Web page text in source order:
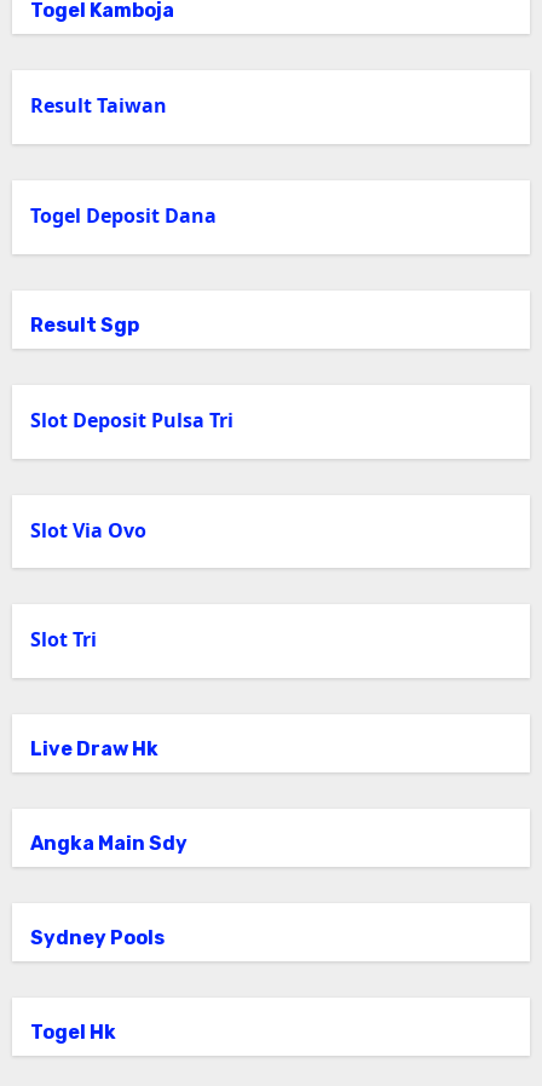
Togel Kamboja
Result Taiwan
Togel Deposit Dana
Result Sgp
Slot Deposit Pulsa Tri
Slot Via Ovo
Slot Tri
Live Draw Hk
Angka Main Sdy
Sydney Pools
Togel Hk